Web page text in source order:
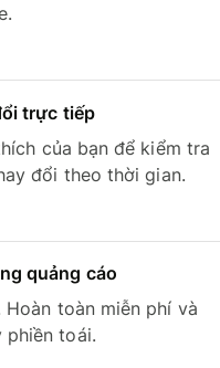
trực tiếp
của bạn để kiểm tra
đổi theo thời gian.
quảng cáo
toàn miễn phí và
phiền toái.